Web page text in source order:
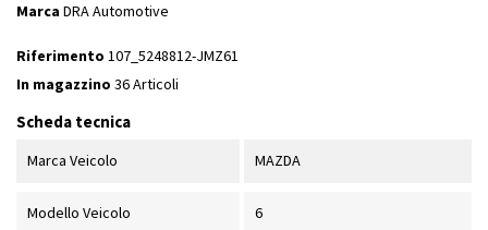
Marca DRA Automotive
Riferimento 107_5248812-JMZ61
In magazzino 36 Articoli
Scheda tecnica
Marca Veicolo MAZDA
Modello Veicolo 6